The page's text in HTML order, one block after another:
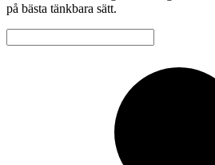
på bästa tänkbara sätt.